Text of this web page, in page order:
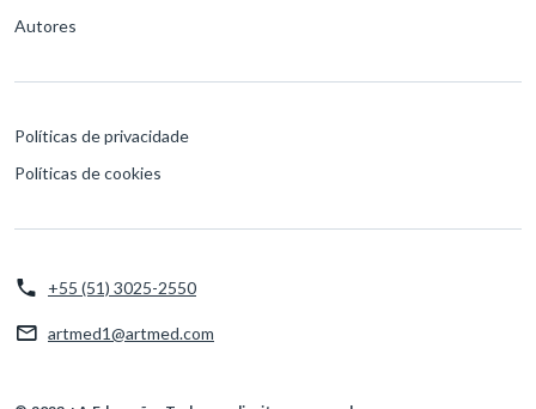
Autores
Políticas de privacidade
Políticas de cookies
+55 (51) 3025-2550
artmed1@artmed.com